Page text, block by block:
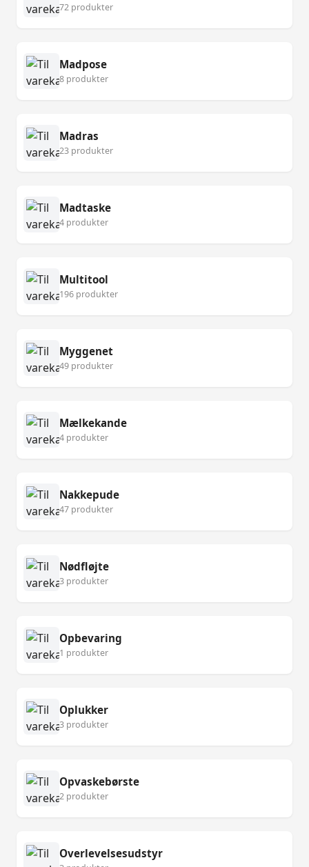
72 produkter
Madpose
8 produkter
Madras
23 produkter
Madtaske
4 produkter
Multitool
196 produkter
Myggenet
49 produkter
Mælkekande
4 produkter
Nakkepude
47 produkter
Nødfløjte
3 produkter
Opbevaring
1 produkter
Oplukker
3 produkter
Opvaskebørste
2 produkter
Overlevelsesudstyr